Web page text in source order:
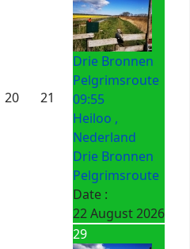
20 21
Drie Bronnen
Pelgrimsroute
09:55
Heiloo ,
Nederland
Drie Bronnen
Pelgrimsroute
Date :
22 August 2026
29